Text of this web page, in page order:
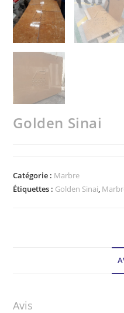
Golden Sinai
Catégorie : Marbre
Étiquettes : Golden Sinai
Avis